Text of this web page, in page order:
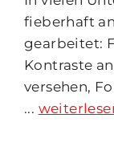
fieberhaft
gearbeitet:
Kontraste
versehen,
...